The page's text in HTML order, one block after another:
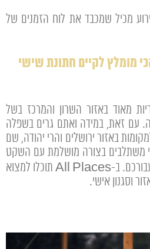
מכיל שמכבד את לוח הזמנים של
מומלץ לקיים חתונת שישי
מאוד באזור השרון והמרכז בשל
עם זאת, במידה ואתם גרים בשפלה
באזור ירושלים והרי יהודה, שם
משתלבים בצורה מושלמת עם השקט
של יום שישי שיוכל להתאים עבורכם. ב-All Places תוכלו למצוא
וסגנון אישי.